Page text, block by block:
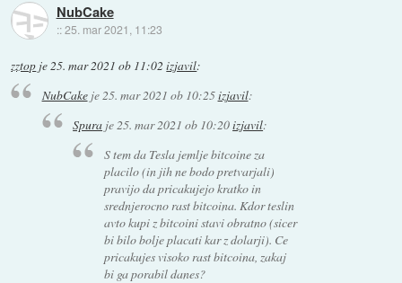
NubCake
::25. mar 2021, 11:23
zztop je 25. mar 2021 ob 11:02 izjavil:
NubCakeje25. mar 2021 ob 10:25izjavil:
Spura je25. mar 2021 ob 10:20izjavil:
S tem da Tesla jemlje bitcoine za
placilo (in jih ne bodo pretvarjali)
pravijo da pricakujejo kratko in
srednjerocno rast bitcoina. Kdor teslin
avto kupi z bitcoini stavi obratno (sicer
bi bilo bolje placati kar z dolarji). Ce
pricakujes visoko rast bitcoina, zakaj
bi ga porabil danes?